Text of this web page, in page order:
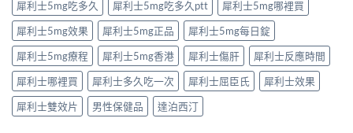
間
與
作
用
機
制
全
揭
秘〉
正
確
用
法
與
安
全
指
南〉
犀利士5mg吃多久
犀利士5mg吃多久ptt
犀利士5mg哪裡買
犀利士5mg效果
犀利士5mg正品
犀利士5mg每日錠
犀利士5mg療程
犀利士5mg香港 犀利士傷肝
犀利士反應時間
犀利士哪裡買
犀利士多久吃一次 犀利士屈臣氏
犀利士效果
犀利士雙效片
男性保健品 達泊西汀